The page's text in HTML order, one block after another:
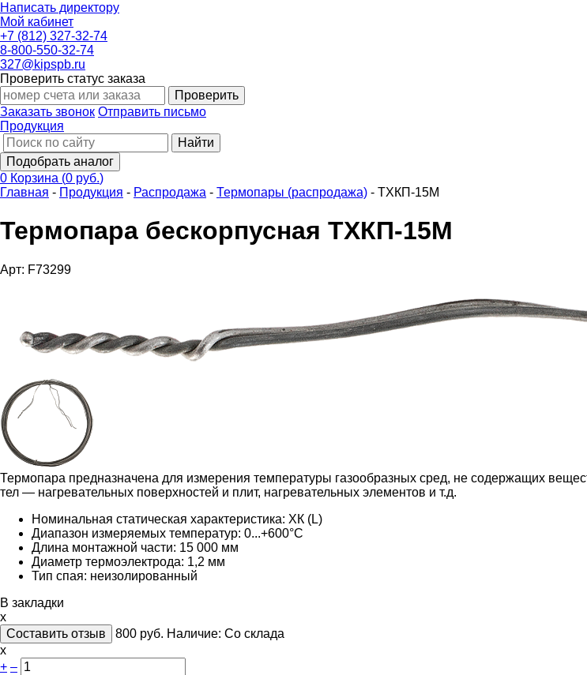
Написать директору
Мой кабинет
+7 (812) 327-32-74
8-800-550-32-74
327@kipspb.ru
Проверить статус заказа
Проверить
Заказать звонок Отправить письмо
Продукция
Найти
Подобрать аналог
0 Корзина (0 руб.)
Главная - Продукция - Распродажа - Термопары (распродажа) - ТХКП-15М
Термопара бескорпусная ТХКП-15М
Арт: F73299
Термопара предназначена для измерения температуры газообразных сред, не содержащих
тел — нагревательных поверхностей и плит, нагревательных элементов и т.д.
Номинальная статическая характеристика: ХК (L)
Диапазон измеряемых температур: 0...+600°С
Длина монтажной части: 15 000 мм
Диаметр термоэлектрода: 1,2 мм
Тип спая: неизолированный
В закладки
x
Составить отзыв
800 руб. Наличие: Со склада
х
+ –